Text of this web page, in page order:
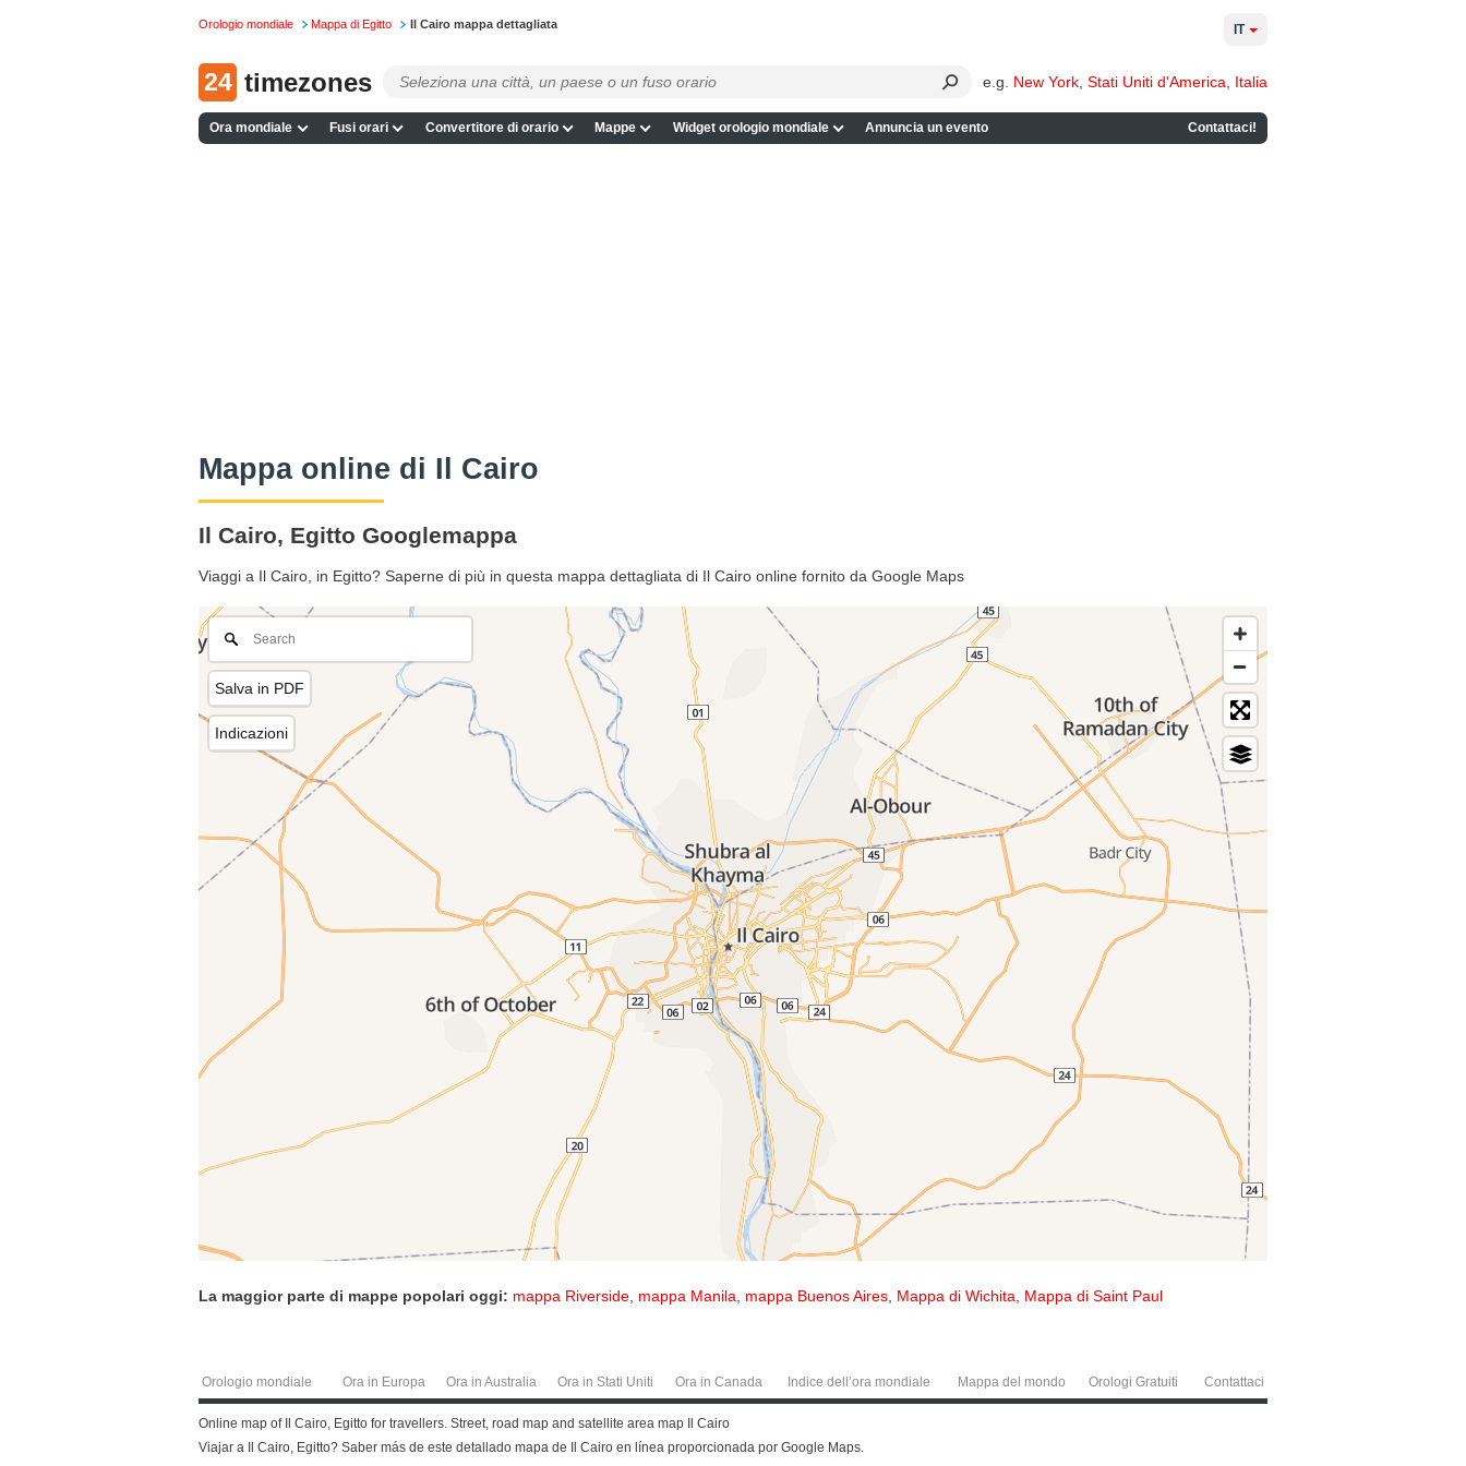
Orologio mondiale Mappa di Egitto Il Cairo mappa dettagliata
24 timezones e.g. New York Stati Uniti d'America Italia
Ora mondiale Fusi orari Convertitore di orario Mappe Widget orologio mondiale Annuncia un evento Contattaci!
IT
Mappa online di Il Cairo
Il Cairo, Egitto Googlemappa
Viaggi a Il Cairo, in Egitto? Saperne di più in questa mappa dettagliata di Il Cairo online fornito da Google Maps
Salva in PDF
Indicazioni
La maggior parte di mappe popolari oggi: mappa Riverside mappa Manila mappa Buenos Aires Mappa di Wichita Mappa di Saint Paul
Orologio mondiale Ora in Europa Ora in Australia Ora in Stati Uniti Ora in Canada Indice dell’ora mondiale Mappa del mondo Orologi Gratuiti Contattaci
Online map of Il Cairo, Egitto for travellers. Street, road map and satellite area map Il Cairo
Viajar a Il Cairo, Egitto? Saber más de este detallado mapa de Il Cairo en línea proporcionada por Google Maps.